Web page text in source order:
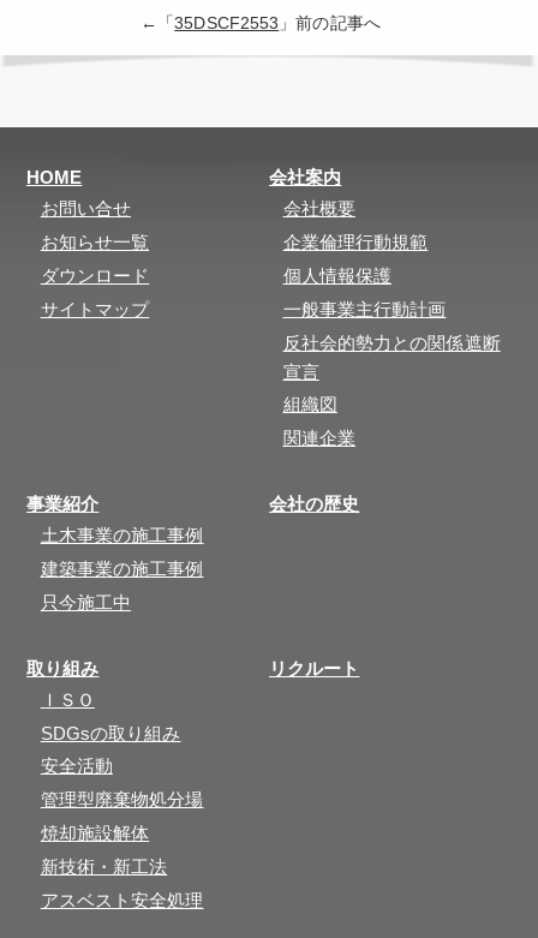
←「35DSCF2553 」前の記事へ
HOME
お問い合せ
お知らせ一覧
ダウンロード
サイトマップ
会社案内
会社概要
企業倫理行動規範
個人情報保護
一般事業主行動計画
反社会的勢力との関係遮断
宣言
組織図
関連企業
事業紹介
土木事業の施工事例
建築事業の施工事例
只今施工中
会社の歴史
取り組み
ＩＳＯ
SDGsの取り組み
安全活動
管理型廃棄物処分場
焼却施設解体
新技術・新工法
アスベスト安全処理
リクルート